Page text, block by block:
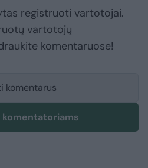
registruoti vartotojai.
vartotojų
komentaruose!
komentarus